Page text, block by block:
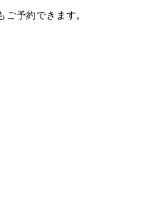
ご予約できます。